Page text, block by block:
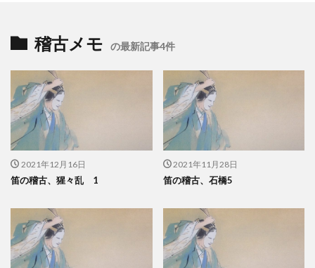
稽古メモ の最新記事4件
2021年12月16日
笛の稽古、猩々乱 1
2021年11月28日
笛の稽古、石橋5